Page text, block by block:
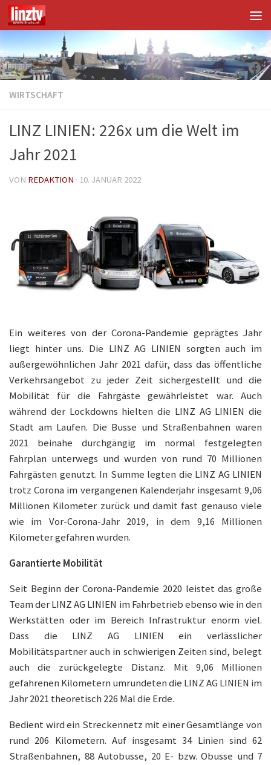
Unter dem Inhalt
WIRTSCHAFT
LINZ LINIEN: 226x um die Welt im
Jahr 2021
VON REDAKTION · 10. JANUAR 2022
Ein weiteres von der Corona-Pandemie geprägtes Jahr
liegt hinter uns. Die LINZ AG LINIEN sorgten auch im
außergewöhnlichen Jahr 2021 dafür, dass das öffentliche
Verkehrsangebot zu jeder Zeit sichergestellt und die
Mobilität für die Fahrgäste gewährleistet war. Auch
während der Lockdowns hielten die LINZ AG LINIEN die
Stadt am Laufen. Die Busse und Straßenbahnen waren
2021 beinahe durchgängig im normal festgelegten
Fahrplan unterwegs und wurden von rund 70 Millionen
Fahrgästen genutzt. In Summe legten die LINZ AG LINIEN
trotz Corona im vergangenen Kalenderjahr insgesamt 9,06
Millionen Kilometer zurück und damit fast genauso viele
wie im Vor-Corona-Jahr 2019, in dem 9,16 Millionen
Kilometer gefahren wurden.
Garantierte Mobilität
Seit Beginn der Corona-Pandemie 2020 leistet das große
Team der LINZ AG LINIEN im Fahrbetrieb ebenso wie in den
Werkstätten oder im Bereich Infrastruktur enorm viel.
Dass die LINZ AG LINIEN ein verlässlicher
Mobilitätspartner auch in schwierigen Zeiten sind, belegt
auch die zurückgelegte Distanz. Mit 9,06 Millionen
gefahrenen Kilometern umrundeten die LINZ AG LINIEN im
Jahr 2021 theoretisch 226 Mal die Erde.
Bedient wird ein Streckennetz mit einer Gesamtlänge von
rund 206 Kilometern. Auf insgesamt 34 Linien sind 62
Straßenbahnen, 88 Autobusse, 20 E- bzw. Obusse und 7